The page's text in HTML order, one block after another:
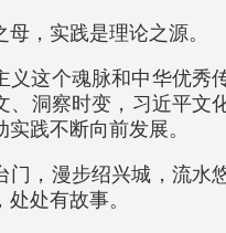
母，实践是理论之源。
义这个魂脉和中华优秀
、洞察时变，习近平文
践不断向前发展。
门，漫步绍兴城，流水
处有故事。